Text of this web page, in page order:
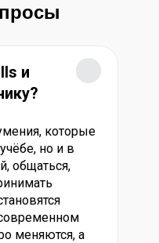
и
которые
но и в
общаться,
меняются, а